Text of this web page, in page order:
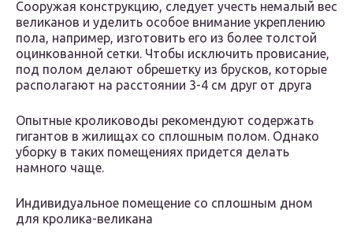
Сооружая конструкцию, следует учесть немалый вес
великанов и уделить особое внимание укреплению
пола, например, изготовить его из более толстой
оцинкованной сетки. Чтобы исключить провисание,
под полом делают обрешетку из брусков, которые
располагают на расстоянии 3-4 см друг от друга
Опытные кролиководы рекомендуют содержать
гигантов в жилищах со сплошным полом. Однако
уборку в таких помещениях придется делать
намного чаще.
Индивидуальное помещение со сплошным дном
для кролика-великана